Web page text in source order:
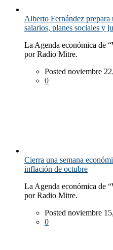
Alberto Fernández prepara
salarios, planes sociales y
La Agenda económica de
por Radio Mitre.
Posted noviembre
0
Cierra una semana
inflación de octubre
La Agenda económica de
por Radio Mitre.
Posted noviembre
0